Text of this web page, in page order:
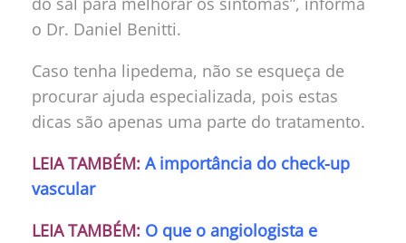
o Dr. Daniel Benitti.
Caso tenha lipedema, não se esqueça de
procurar ajuda especializada, pois estas
dicas são apenas uma parte do tratamento.
LEIA TAMBÉM: A importância do check-up
vascular
LEIA TAMBÉM: O que o angiologista e